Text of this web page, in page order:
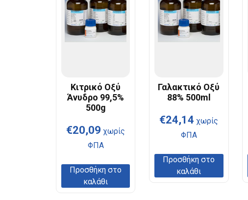
Κιτρικό Οξύ
Άνυδρο 99,5%
500g
€20,09 χωρίς
ΦΠΑ
Προσθήκη στο
καλάθι
Γαλακτικό Οξύ
88% 500ml
€24,14 χωρίς
ΦΠΑ
Προσθήκη στο
καλάθι